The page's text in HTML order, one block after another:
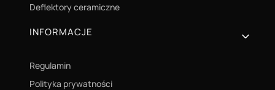
Deflektory ceramiczne
INFORMACJE
Regulamin
Polityka prywatności